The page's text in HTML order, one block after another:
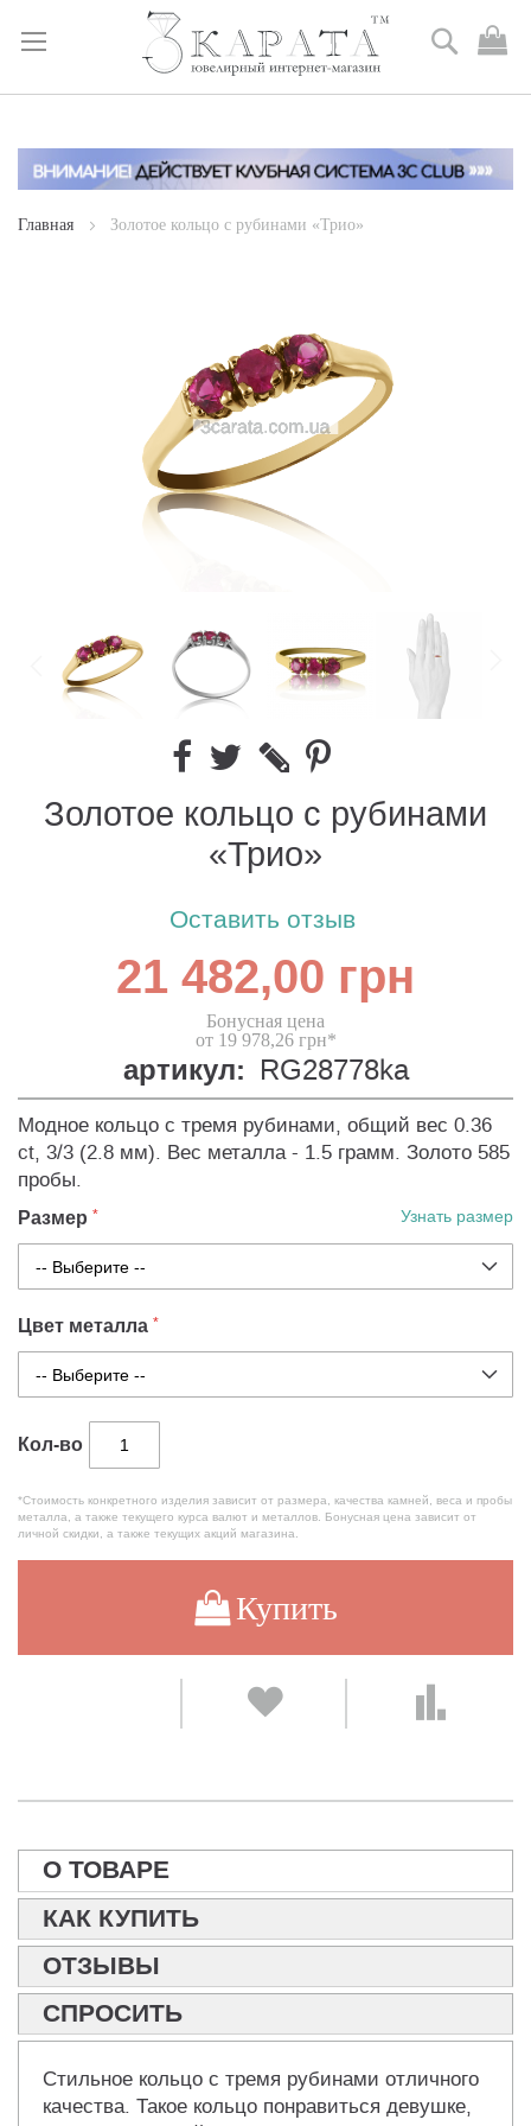
Skip
Content
Поиск
Главная Золотое кольцо с рубинами «Трио»
Золотое кольцо с рубинами
«Трио»
Оставить отзыв
21 482,00 грн
Бонусная цена
от 19 978,26 грн*
артикул: RG28778ka
Модное кольцо с тремя рубинами, общий вес 0.36
ct, 3/3 (2.8 мм). Вес металла - 1.5 грамм. Золото 585
пробы.
Размер Узнать размер
Цвет металла
Кол-во
*Стоимость конкретного изделия зависит от размера, качества камней, веса и пробы
металла, а также текущего курса валют и металлов. Бонусная цена зависит от
личной скидки, а также текущих акций магазина.
Купить
О ТОВАРЕ
КАК КУПИТЬ
ОТЗЫВЫ
СПРОСИТЬ
Стильное кольцо с тремя рубинами отличного
качества. Такое кольцо понравиться девушке,